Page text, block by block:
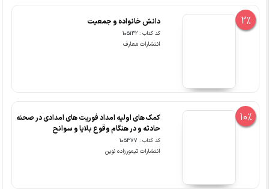
2% دانش خانواده و جمعیت
کد کتاب : 105132
انتشارات معارف
10%
کمک های اولیه امداد فوریت های امدادی در صحنه
حادثه و در هنگام وقوع بلایا و سوانح
کد کتاب : 105377
انتشارات تیمورزاده نوین